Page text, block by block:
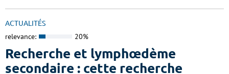
ACTUALITÉS
relevance: 20%
Recherche et lymphœdème
secondaire : cette recherche